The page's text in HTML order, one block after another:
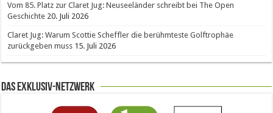
Vom 85. Platz zur Claret Jug: Neuseeländer schreibt bei The Open
Geschichte 20. Juli 2026
Claret Jug: Warum Scottie Scheffler die berühmteste Golftrophäe
zurückgeben muss 15. Juli 2026
Das Exklusiv-Netzwerk